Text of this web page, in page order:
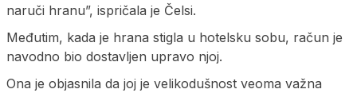
naruči hranu”, ispričala je Čelsi.
Međutim, kada je hrana stigla u hotelsku sobu, račun je
navodno bio dostavljen upravo njoj.
Ona je objasnila da joj je velikodušnost veoma važna